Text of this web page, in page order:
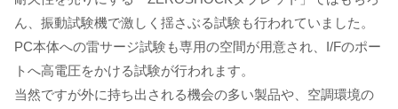
ん、振動試験機で激しく揺さぶる試験も行われていました。
PC本体への雷サージ試験も専用の空間が用意され、I/Fのポー
トへ高電圧をかける試験が行われます。
当然ですが外に持ち出される機会の多い製品や、空調環境の